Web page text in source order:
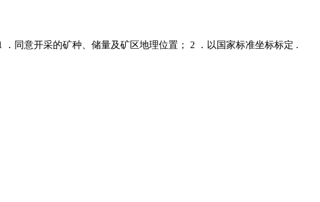
同意开采的矿种、储量及矿区地理位置； 2 ．以国家标准坐标标定 .